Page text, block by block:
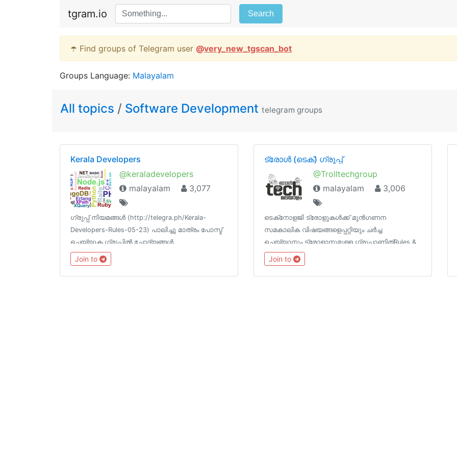
tgram.io Search
☂️ Find groups of Telegram user @very_new_tgscan_bot
Groups Language: Malayalam
All topics / Software Development telegram groups
Kerala Developers
@keraladevelopers
malayalam
3,077
ഗ്രുപ്പ് നിയമങ്ങള്‍ (http://telegra.ph/Kerala-
Developers-Rules-05-23) പാലിച്ചു മാത്രം പോസ്ട്
ചെയ്യുക.ഗ്രൂപ്പിൽ ചോദ്യങ്ങൾ
ഉന്നയിക്കുന്നതിന്ന് മുന്നേ പാലിക്കേണ്ട ചില മാർഗ
നിർദേശങ്ങൾ 👉 https://git.io/vhqlO .ആക്ഷേപ
ഹാസ്യ ഗ്രൂപ് https://t.me/chaliplusplus
Join to
ട്രോൾ (ടെക്‌‌‌‌) ഗ്രൂപ്പ്‌
@Trolltechgroup
malayalam
3,006
ടെക്‌നോളജി ട്രോളുകൾക്ക്‌ മുൻഗണന‌
സമകാലിക വിഷയങ്ങളെപ്പറ്റിയും ചർച്ച‌
ചെയ്യാനും ട്രോളാനുമുള്ള ഗ്രൂപ്പാണിത്‌Rules &
Logo https://t.me/TrollTechGroup/1572Channels
@TrollTechMalayalam@TGTrollans
@Tech_Malayalam
Join to